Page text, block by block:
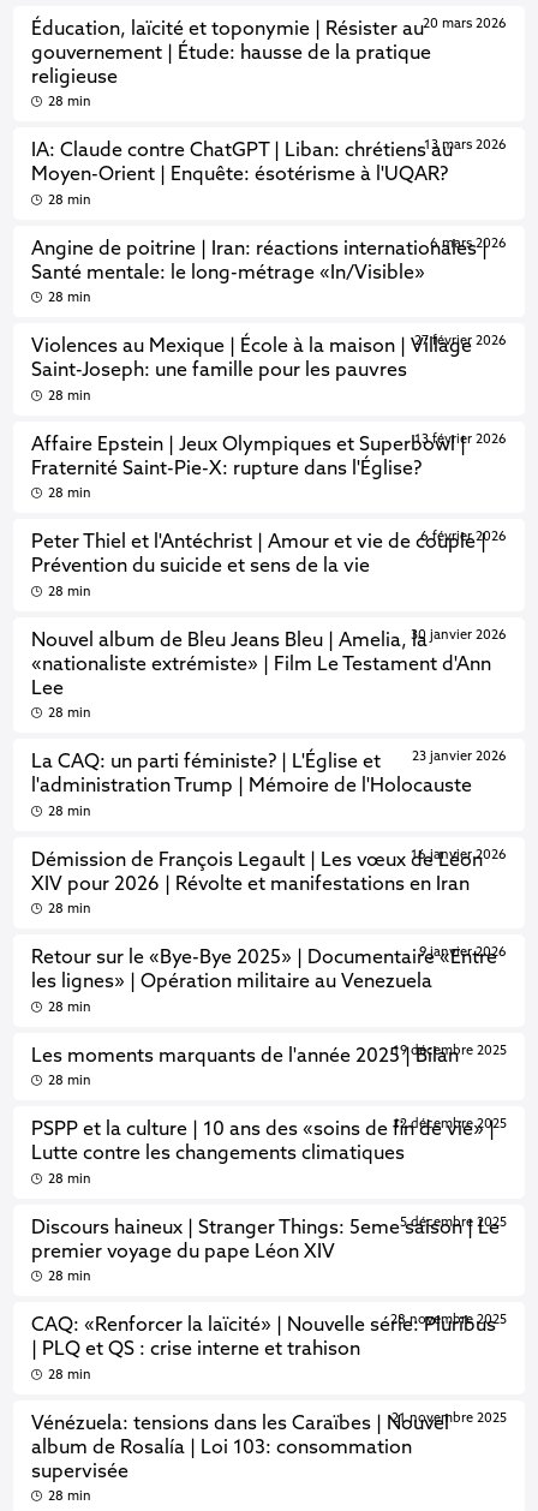
Éducation, laïcité et toponymie | Résister au
gouvernement | Étude: hausse de la pratique
religieuse
20 mars 2026
28 min
IA: Claude contre ChatGPT | Liban: chrétiens au
Moyen-Orient | Enquête: ésotérisme à l'UQAR?
13 mars 2026
28 min
Angine de poitrine | Iran: réactions internationales |
Santé mentale: le long-métrage «In/Visible»
6 mars 2026
28 min
Violences au Mexique | École à la maison | Village
Saint-Joseph: une famille pour les pauvres
27 février 2026
28 min
Affaire Epstein | Jeux Olympiques et Superbowl |
Fraternité Saint-Pie-X: rupture dans l'Église?
13 février 2026
28 min
Peter Thiel et l'Antéchrist | Amour et vie de couple |
Prévention du suicide et sens de la vie
6 février 2026
28 min
Nouvel album de Bleu Jeans Bleu | Amelia, la
«nationaliste extrémiste» | Film Le Testament d'Ann
Lee
30 janvier 2026
28 min
La CAQ: un parti féministe? | L'Église et
l'administration Trump | Mémoire de l'Holocauste
23 janvier 2026
28 min
Démission de François Legault | Les vœux de Léon
XIV pour 2026 | Révolte et manifestations en Iran
16 janvier 2026
28 min
Retour sur le «Bye-Bye 2025» | Documentaire «Entre
les lignes» | Opération militaire au Venezuela
9 janvier 2026
28 min
Les moments marquants de l'année 2025 | Bilan
19 décembre 2025
28 min
PSPP et la culture | 10 ans des «soins de fin de vie» |
Lutte contre les changements climatiques
12 décembre 2025
28 min
Discours haineux | Stranger Things: 5eme saison | Le
premier voyage du pape Léon XIV
5 décembre 2025
28 min
CAQ: «Renforcer la laïcité» | Nouvelle série: Pluribus
| PLQ et QS : crise interne et trahison
28 novembre 2025
28 min
Vénézuela: tensions dans les Caraïbes | Nouvel
album de Rosalía | Loi 103: consommation
supervisée
21 novembre 2025
28 min